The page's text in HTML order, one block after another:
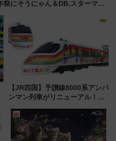
にそうにゃん＆DB.スターマン
【JR四国】予讃線8000系アンパ
ンマン列車がリニューアル！内
今年12月